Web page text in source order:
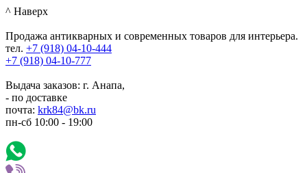
^ Наверх
Продажа антикварных и современных товаров для интерьера.
тел. +7 (918) 04-10-444
+7 (918) 04-10-777
Выдача заказов: г. Анапа,
- по доставке
почта: krk84@bk.ru
пн-сб 10:00 - 19:00